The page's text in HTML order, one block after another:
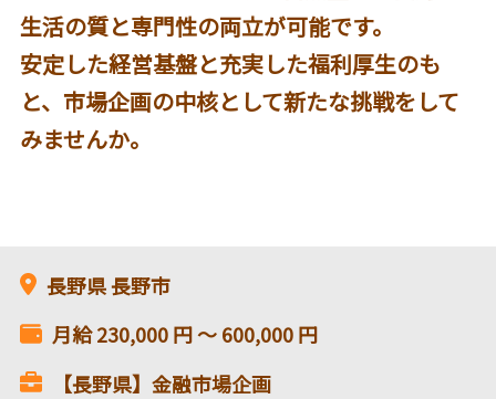
生活の質と専門性の両立が可能です。
安定した経営基盤と充実した福利厚生のも
と、市場企画の中核として新たな挑戦をして
みませんか。
長野県長野市
月給 230,000 円 〜 600,000円
【長野県】金融市場企画